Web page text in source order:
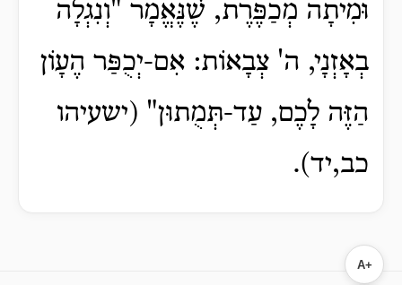
וּמִיתָה מְכַפֶּרֶת, שֶׁנֶּאֱמָר "וְנִגְלָה
בְאָזְנָי, ה' צְבָאוֹת: אִם-יְכֻפַּר הֶעָו‍ֹן
הַזֶּה לָכֶם, עַד-תְּמֻתוּן" (ישעיהו
כב,יד).
A+